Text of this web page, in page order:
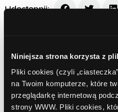
Niniejsza strona korzysta z
Pliki cookies (czyli
na Twoim komputerze, które
przeglądarkę internetową
strony WWW. Pliki cookies,
Udostępnij:
Prev Article